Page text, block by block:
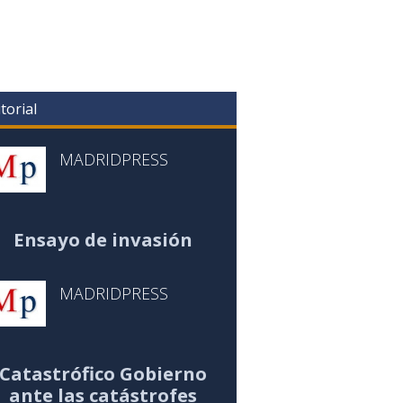
MADRIDPRESS
Ensayo de invasión
MADRIDPRESS
Catastrófico Gobierno
ante las catástrofes